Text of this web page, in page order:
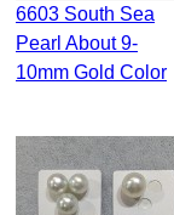
6603 South Sea
Pearl About 9-
10mm Gold Color